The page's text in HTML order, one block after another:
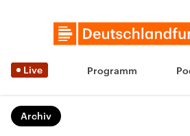
Live Programm
Archiv